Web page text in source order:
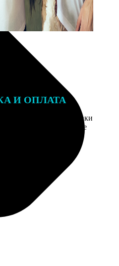
И ОПЛАТА
выберите способ доставки
есть промокод, введите